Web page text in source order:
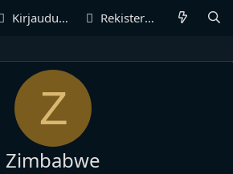
Kirjaudu sisään Rekisteröidy
Z
Zimbabwe